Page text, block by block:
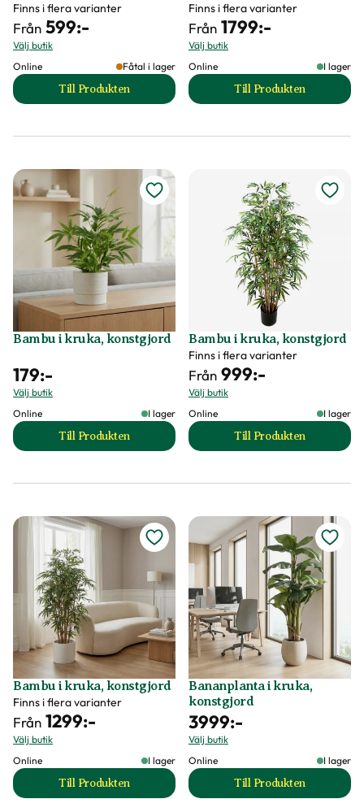
Finns i flera varianter
Från 599:-
Välj butik
Online
Fåtal i lager
Till Produkten
till Alocasia i kruka, konstgjord produktsida
Finns i flera varianter
Från 1799:-
Välj butik
Online
I lager
Till Produkten
till Arekapalm i
Bambu i kruka, konstgjord
179:-
Välj butik
Online
I lager
Till Produkten
till Bambu i kruka, konstgjord produktsida
Bambu i kruka, konstgjord
Finns i flera varianter
Från 999:-
Välj butik
Online
I lager
Till Produkten
till Bambu i kruka,
Bambu i kruka, konstgjord
Finns i flera varianter
Från 1299:-
Välj butik
Online
I lager
Till Produkten
till Bambu i kruka, konstgjord produktsida
Bananplanta i kruka,
konstgjord
3999:-
Välj butik
Online
I lager
Till Produkten
till Bananplanta i